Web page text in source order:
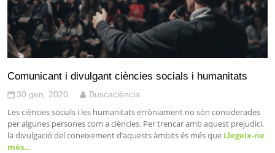
Comunicant i divulgant ciències socials i humanitats
30 gen. 2020 Buscaciència
Les ciències socials i les humanitats erròniament no són considerades
per algunes persones com a ciències. Per trencar amb aquest prejudici,
la divulgació del coneixement d’aquests àmbits és més que Llegeix-ne
més…